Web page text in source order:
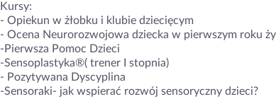
Kursy:
- Opiekun w żłobku i klubie dziecięcym
- Ocena Neurorozwojowa dziecka w pierwszym roku
-Pierwsza Pomoc Dzieci
-Sensoplastyka®( trener I stopnia)
- Pozytywana Dyscyplina
-Sensoraki- jak wspierać rozwój sensoryczny dzieci?